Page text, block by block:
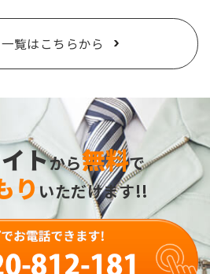
覧はこちらから
トから無料で
り いただけます!!